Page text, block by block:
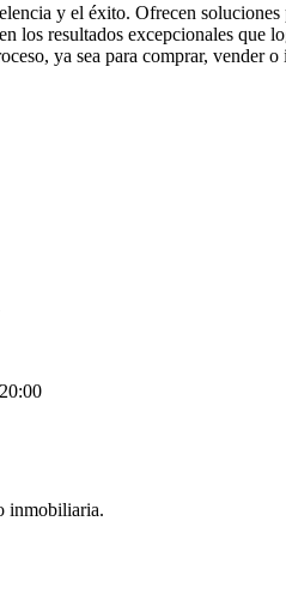
y el éxito. Ofrecen
los resultados excepcionales
ya sea para comprar, vender
inmobiliaria.